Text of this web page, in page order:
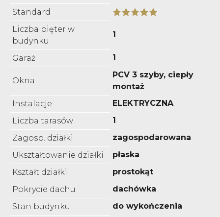
Standard
Liczba pięter w
budynku
1
Garaż 1
Okna
PCV 3 szyby, ciepły
montaż
Instalacje
ELEKTRYCZNA
Liczba tarasów
1
Zagosp. działki
zagospodarowana
Ukształtowanie działki
płaska
Kształt działki
prostokąt
Pokrycie dachu
dachówka
Stan budynku
do wykończenia